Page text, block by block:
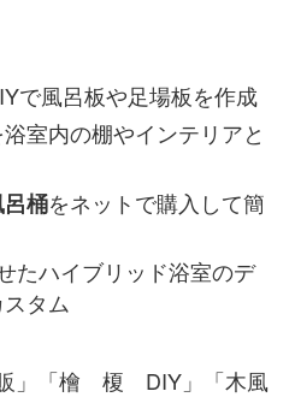
で風呂板や足場板を作成
室内の棚やインテリアと
桶をネットで購入して簡
たハイブリッド浴室のデ
タム
」「檜 榎 DIY」「木風